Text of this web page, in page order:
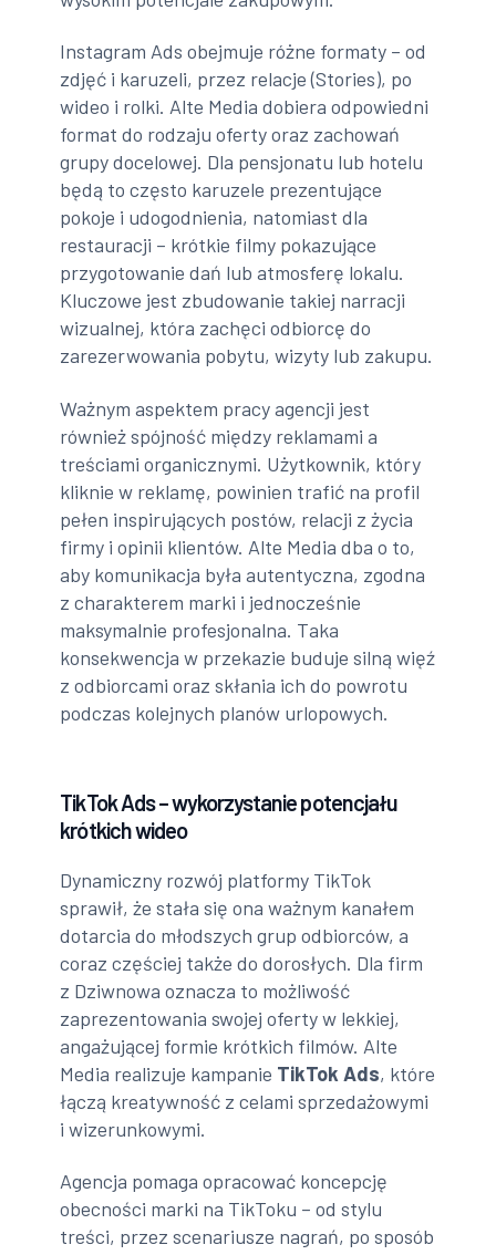
Instagram Ads obejmuje różne formaty – od
zdjęć i karuzeli, przez relacje (Stories), po
wideo i rolki. Alte Media dobiera odpowiedni
format do rodzaju oferty oraz zachowań
grupy docelowej. Dla pensjonatu lub hotelu
będą to często karuzele prezentujące
pokoje i udogodnienia, natomiast dla
restauracji – krótkie filmy pokazujące
przygotowanie dań lub atmosferę lokalu.
Kluczowe jest zbudowanie takiej narracji
wizualnej, która zachęci odbiorcę do
zarezerwowania pobytu, wizyty lub zakupu.
Ważnym aspektem pracy agencji jest
również spójność między reklamami a
treściami organicznymi. Użytkownik, który
kliknie w reklamę, powinien trafić na profil
pełen inspirujących postów, relacji z życia
firmy i opinii klientów. Alte Media dba o to,
aby komunikacja była autentyczna, zgodna
z charakterem marki i jednocześnie
maksymalnie profesjonalna. Taka
konsekwencja w przekazie buduje silną więź
z odbiorcami oraz skłania ich do powrotu
podczas kolejnych planów urlopowych.
TikTok Ads – wykorzystanie potencjału
krótkich wideo
Dynamiczny rozwój platformy TikTok
sprawił, że stała się ona ważnym kanałem
dotarcia do młodszych grup odbiorców, a
coraz częściej także do dorosłych. Dla firm
z Dziwnowa oznacza to możliwość
zaprezentowania swojej oferty w lekkiej,
angażującej formie krótkich filmów. Alte
Media realizuje kampanie TikTok Ads, które
łączą kreatywność z celami sprzedażowymi
i wizerunkowymi.
Agencja pomaga opracować koncepcję
obecności marki na TikToku – od stylu
treści, przez scenariusze nagrań, po sposób